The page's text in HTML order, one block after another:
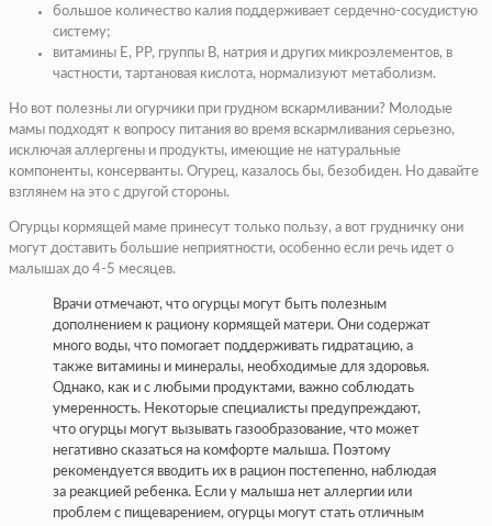
большое количество калия поддерживает сердечно-сосудистую
систему;
витамины Е, PP, группы B, натрия и других микроэлементов, в
частности, тартановая кислота, нормализуют метаболизм.
Но вот полезны ли огурчики при грудном вскармливании? Молодые
мамы подходят к вопросу питания во время вскармливания серьезно,
исключая аллергены и продукты, имеющие не натуральные
компоненты, консерванты. Огурец, казалось бы, безобиден. Но давайте
взглянем на это с другой стороны.
Огурцы кормящей маме принесут только пользу, а вот грудничку они
могут доставить большие неприятности, особенно если речь идет о
малышах до 4-5 месяцев.
Врачи отмечают, что огурцы могут быть полезным
дополнением к рациону кормящей матери. Они содержат
много воды, что помогает поддерживать гидратацию, а
также витамины и минералы, необходимые для здоровья.
Однако, как и с любыми продуктами, важно соблюдать
умеренность. Некоторые специалисты предупреждают,
что огурцы могут вызывать газообразование, что может
негативно сказаться на комфорте малыша. Поэтому
рекомендуется вводить их в рацион постепенно, наблюдая
за реакцией ребенка. Если у малыша нет аллергии или
проблем с пищеварением, огурцы могут стать отличным